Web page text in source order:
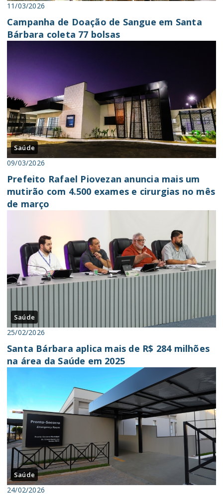
11/03/2026
Campanha de Doação de Sangue em Santa
Bárbara coleta 77 bolsas
Saúde
09/03/2026
Prefeito Rafael Piovezan anuncia mais um
mutirão com 4.500 exames e cirurgias no mês
de março
Saúde
25/02/2026
Santa Bárbara aplica mais de R$ 284 milhões
na área da Saúde em 2025
Saúde
24/02/2026